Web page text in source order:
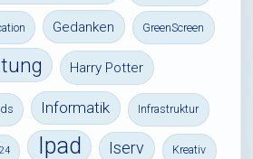
Gedanken GreenScreen
Harry Potter
Informatik Infrastruktur
Ipad Iserv Kreativ